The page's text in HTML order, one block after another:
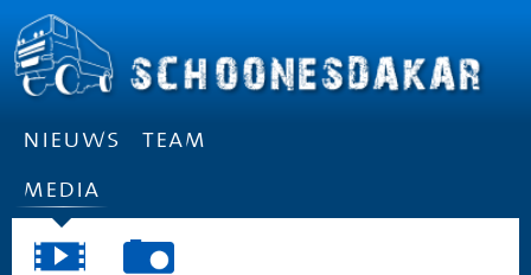
nieuws
team
media